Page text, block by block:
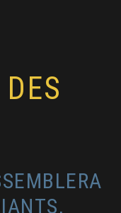
DES